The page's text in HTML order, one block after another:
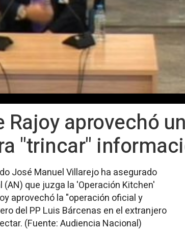
aprovechó
"trincar"
José Manuel Villarejo ha asegurado
que juzga la 'Operación Kitchen'
aprovechó la "operación oficial y
del PP Luis Bárcenas en el extranjero
(Fuente: Audiencia Nacional)